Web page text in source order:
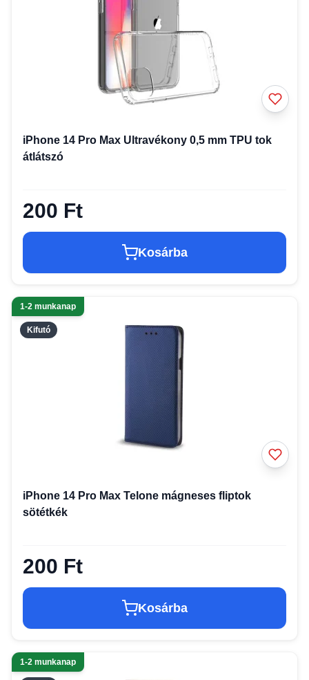
iPhone 14 Pro Max Ultravékony 0,5 mm TPU tok
átlátszó
200 Ft
Kosárba
Kifutó
1-2 munkanap
iPhone 14 Pro Max Telone mágneses fliptok
sötétkék
200 Ft
Kosárba
1-2 munkanap